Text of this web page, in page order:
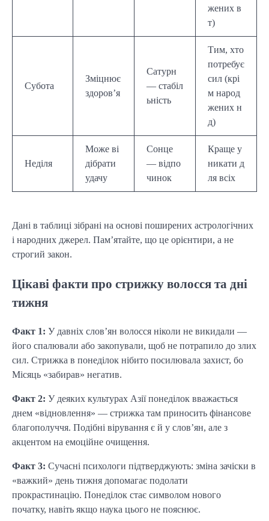
жених в
т)
Субота
Зміцнює
здоров’я
Сатурн
— стабіл
ьність
Тим, хто
потребує
сил (крі
м народ
жених н
д)
Неділя
Може ві
дібрати
удачу
Сонце
— відпо
чинок
Краще у
никати д
ля всіх
Дані в таблиці зібрані на основі поширених астрологічних
і народних джерел. Пам’ятайте, що це орієнтири, а не
строгий закон.
Цікаві факти про стрижку волосся та дні
тижня
Факт 1: У давніх слов’ян волосся ніколи не викидали —
його спалювали або закопували, щоб не потрапило до злих
сил. Стрижка в понеділок нібито посилювала захист, бо
Місяць «забирав» негатив.
Факт 2: У деяких культурах Азії понеділок вважається
днем «відновлення» — стрижка там приносить фінансове
благополуччя. Подібні вірування є й у слов’ян, але з
акцентом на емоційне очищення.
Факт 3: Сучасні психологи підтверджують: зміна зачіски в
«важкий» день тижня допомагає подолати
прокрастинацію. Понеділок стає символом нового
початку, навіть якщо наука цього не пояснює.